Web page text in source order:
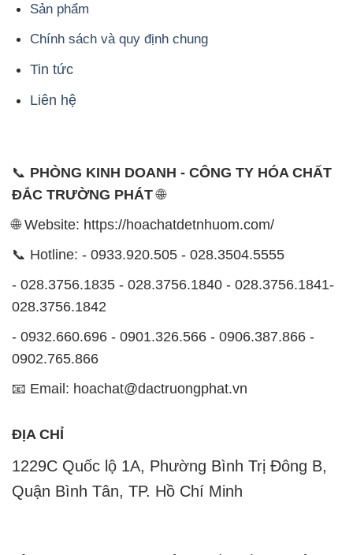
Sản phẩm
Chính sách và quy định chung
Tin tức
Liên hệ
📞 PHÒNG KINH DOANH - CÔNG TY HÓA CHẤT
ĐẮC TRƯỜNG PHÁT🌐
🌐 Website: https://hoachatdetnhuom.com/
📞 Hotline: - 0933.920.505 - 028.3504.5555
- 028.3756.1835 - 028.3756.1840 - 028.3756.1841-
028.3756.1842
- 0932.660.696 - 0901.326.566 - 0906.387.866 -
0902.765.866
📧 Email: hoachat@dactruongphat.vn
ĐỊA CHỈ
1229C Quốc lộ 1A, Phường Bình Trị Đông B,
Quận Bình Tân, TP. Hồ Chí Minh